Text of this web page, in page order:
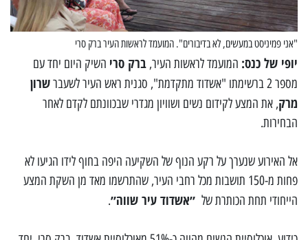
"אני פמיניסט במעשים, לא בדיבורים". המועמד לראשות העיר ברק סרי
יופי של כנס: המועמד לראשות העיר, ברק סרי השיק היום יחד עם
מספר 2 ברשימתו "אשדוד מתקדמת", סגנית ראש העיר לשעבר
שרון
מרק, את המצע לקידום נשים ושוויון מגדרי שבכוונתם לקדם לאחר
הבחירות.
אל האירוע שנערך על רקע הנוף של השקיעה היפה בחוף לידו הגיעו לא
פחות מ-150 תושבות מכל רחבי העיר, שהתרשמו מאד מן השקת המצע
הייחודי תחת הכותרת של ״אשדוד עיר שווה״.